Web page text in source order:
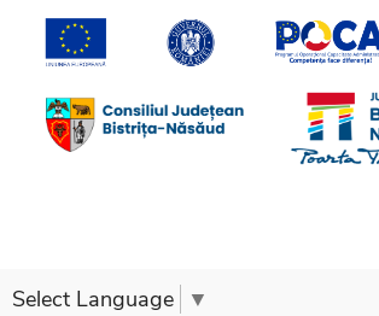
Select Language ▼